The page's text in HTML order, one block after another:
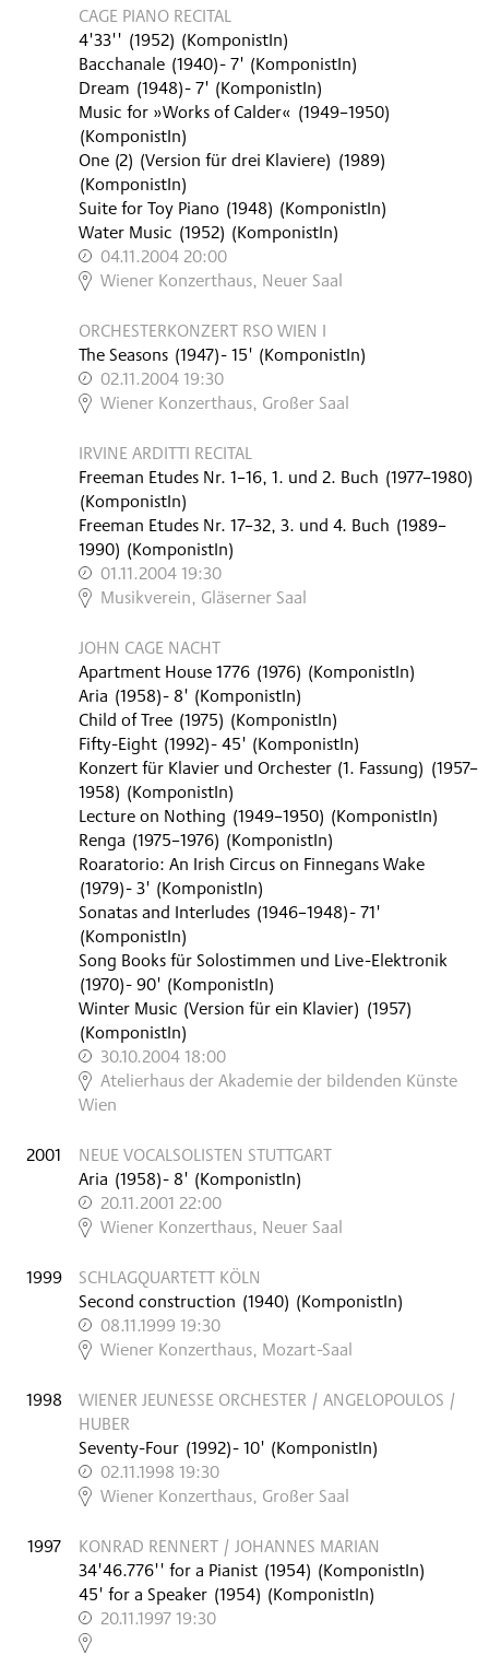
CAGE PIANO RECITAL
4'33'' (1952) (KomponistIn)
Bacchanale (1940)- 7' (KomponistIn)
Dream (1948)- 7' (KomponistIn)
Music for »Works of Calder« (1949–1950)
(KomponistIn)
One (2) (Version für drei Klaviere) (1989)
(KomponistIn)
Suite for Toy Piano (1948) (KomponistIn)
Water Music (1952) (KomponistIn)
04.11.2004 20:00
,
Wiener Konzerthaus, Neuer Saal
ORCHESTERKONZERT RSO WIEN I
The Seasons (1947)- 15' (KomponistIn)
02.11.2004 19:30
,
Wiener Konzerthaus, Großer Saal
IRVINE ARDITTI RECITAL
Freeman Etudes Nr. 1–16, 1. und 2. Buch (1977–1980)
(KomponistIn)
Freeman Etudes Nr. 17–32, 3. und 4. Buch (1989–
1990) (KomponistIn)
01.11.2004 19:30
,
Musikverein, Gläserner Saal
JOHN CAGE NACHT
Apartment House 1776 (1976) (KomponistIn)
Aria (1958)- 8' (KomponistIn)
Child of Tree (1975) (KomponistIn)
Fifty-Eight (1992)- 45' (KomponistIn)
Konzert für Klavier und Orchester (1. Fassung) (1957–
1958) (KomponistIn)
Lecture on Nothing (1949–1950) (KomponistIn)
Renga (1975–1976) (KomponistIn)
Roaratorio: An Irish Circus on Finnegans Wake
(1979)- 3' (KomponistIn)
Sonatas and Interludes (1946–1948)- 71'
(KomponistIn)
Song Books für Solostimmen und Live-Elektronik
(1970)- 90' (KomponistIn)
Winter Music (Version für ein Klavier) (1957)
(KomponistIn)
30.10.2004 18:00
,
Atelierhaus der Akademie der bildenden Künste
Wien
2001
NEUE VOCALSOLISTEN STUTTGART
Aria (1958)- 8' (KomponistIn)
20.11.2001 22:00
,
Wiener Konzerthaus, Neuer Saal
1999
SCHLAGQUARTETT KÖLN
Second construction (1940) (KomponistIn)
08.11.1999 19:30
,
Wiener Konzerthaus, Mozart-Saal
1998
WIENER JEUNESSE ORCHESTER / ANGELOPOULOS /
HUBER
Seventy-Four (1992)- 10' (KomponistIn)
02.11.1998 19:30
,
Wiener Konzerthaus, Großer Saal
1997
KONRAD RENNERT / JOHANNES MARIAN
34'46.776'' for a Pianist (1954) (KomponistIn)
45' for a Speaker (1954) (KomponistIn)
20.11.1997 19:30
,